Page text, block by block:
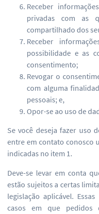
Receber
privadas com as
compartilhado dos
Receber
possibilidade e as
consentimento;
Revogar o
com alguma
pessoais; e,
Opor-se ao uso de
Se você deseja fazer uso
entre em contato conosco
indicadas no item 1.
Deve-se levar em conta
estão sujeitos a certas
legislação aplicável.
casos em que pedidos